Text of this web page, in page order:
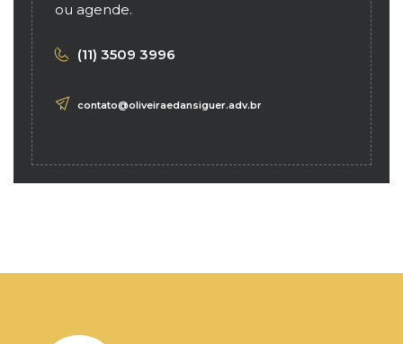
ou agende.
(11) 3509 3996
contato@oliveiraedansiguer.adv.br